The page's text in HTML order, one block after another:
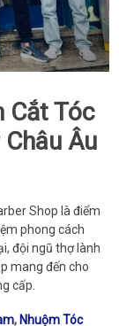
Cắt Tóc
Âu
Shop là điểm
phong cách
đội ngũ thợ lành
mang đến cho
cấp.
, Nhuộm Tóc